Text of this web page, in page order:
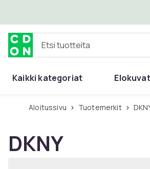
Etsi tuotteita
Kaikki kategoriat Elokuvat
Aloitussivu Tuotemerkit
DKNY